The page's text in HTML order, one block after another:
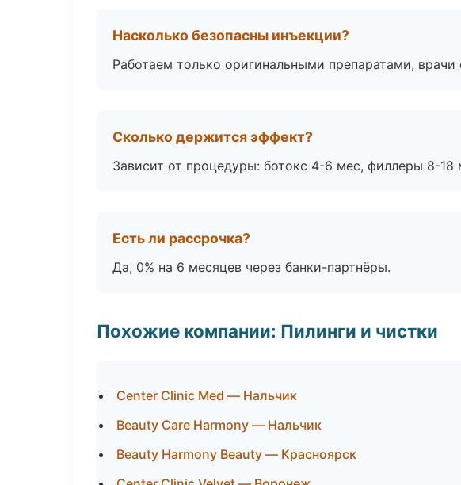
Насколько безопасны инъекции?
Работаем только оригинальными препаратами,
Сколько держится эффект?
Зависит от процедуры: ботокс 4-6 мес, филлеры 8-
Есть ли рассрочка?
Да, 0% на 6 месяцев через банки-партнёры.
Похожие компании: Пилинги и чистки
Center Clinic Med — Нальчик
Beauty Care Harmony — Нальчик
Beauty Harmony Beauty — Красноярск